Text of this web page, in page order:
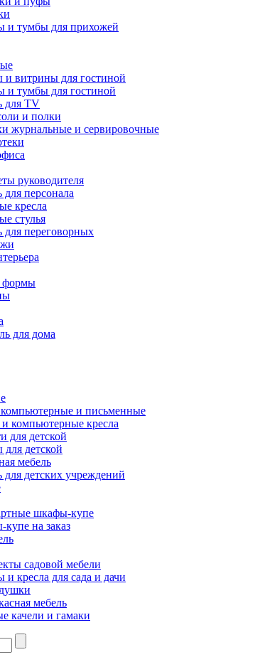
и тумбы для прихожей
витрины для гостиной
и тумбы для гостиной
для TV
и полки
журнальные и сервировочные
руководителя
персонала
кресла
стулья
для переговорных
для дома
и письменные
и компьютерные кресла
для детской
детской
мебель
для детских учреждений
шкафы-купе
на заказ
садовой мебели
и кресла для сада и дачи
мебель
качели и гамаки